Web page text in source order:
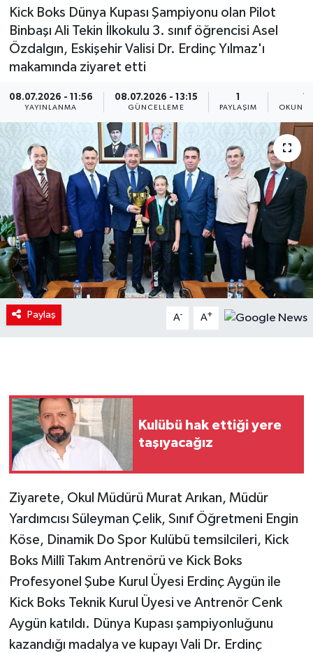
Kick Boks Dünya Kupası Şampiyonu olan Pilot
Binbaşı Ali Tekin İlkokulu 3. sınıf öğrencisi Asel
Özdalgın, Eskişehir Valisi Dr. Erdinç Yılmaz'ı
makamında ziyaret etti
08.07.2026 - 11:56
YAYINLANMA
08.07.2026 - 13:15
GÜNCELLEME PAYLAŞIM
Paylaş A- A+
Kulübü hak ettiği yere
taşıyacağız
Ziyarete, Okul Müdürü Murat Arıkan, Müdür
Yardımcısı Süleyman Çelik, Sınıf Öğretmeni Engin
Köse, Dinamik Do Spor Kulübü temsilcileri, Kick
Boks Millî Takım Antrenörü ve Kick Boks
Profesyonel Şube Kurul Üyesi Erdinç Aygün ile
Kick Boks Teknik Kurul Üyesi ve Antrenör Cenk
Aygün katıldı. Dünya Kupası şampiyonluğunu
kazandığı madalya ve kupayı Vali Dr. Erdinç